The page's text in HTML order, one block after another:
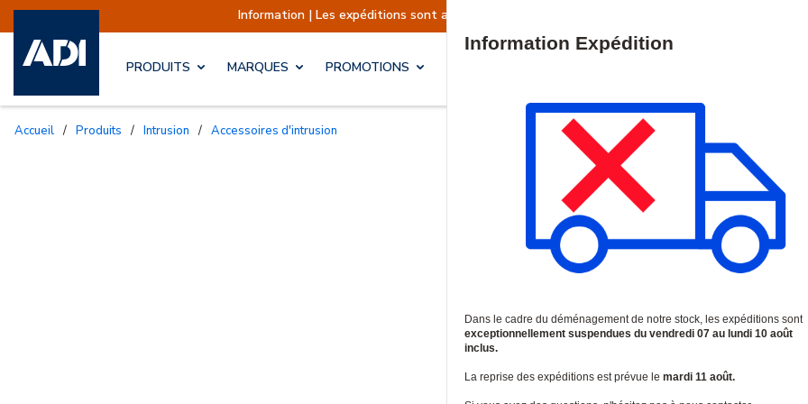
Information | Les expéditions sont actuellement suspendues Reprise prévue le
PRODUITS MARQUES PROMOTIONS
Accueil / Produits / Intrusion / Accessoires d'intrusion